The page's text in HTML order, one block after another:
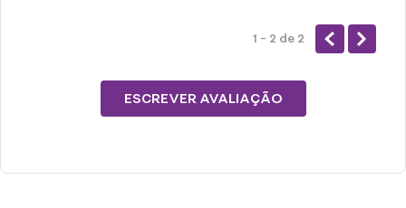
1 - 2 de 2
ESCREVER AVALIAÇÃO